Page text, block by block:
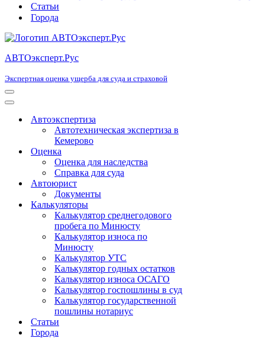
Статьи
Города
АВТОэксперт.Рус
Экспертная оценка ущерба для суда и страховой
Меню
навигации
Меню
навигацииАвтоэкспертиза
Автотехническая экспертиза в
Кемерово
Оценка
Оценка для наследства
Справка для суда
Автоюрист
Документы
Калькуляторы
Калькулятор среднегодового
пробега по Минюсту
Калькулятор износа по
Минюсту
Калькулятор УТС
Калькулятор годных остатков
Калькулятор износа ОСАГО
Калькулятор госпошлины в суд
Калькулятор государственной
пошлины нотариус
Статьи
Города